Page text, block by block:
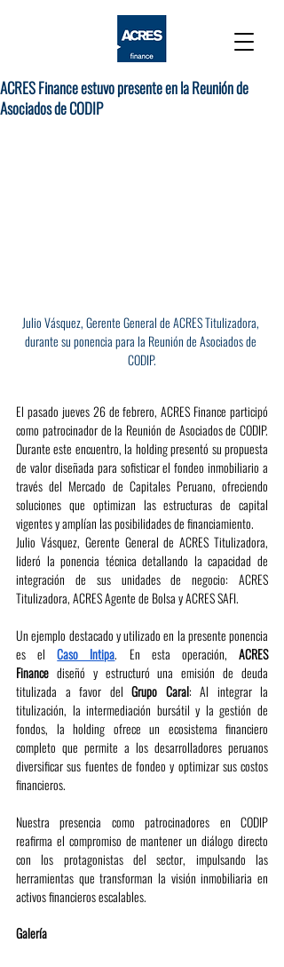
ACRES Finance estuvo presente en la Reunión de
Asociados de CODIP
Julio Vásquez, Gerente General de ACRES Titulizadora,
durante su ponencia para la Reunión de Asociados de
CODIP.
El pasado jueves 26 de febrero, ACRES Finance participó
como patrocinador de la Reunión de Asociados de CODIP.
Durante este encuentro, la holding presentó su propuesta
de valor diseñada para sofisticar el fondeo inmobiliario a
través del Mercado de Capitales Peruano, ofreciendo
soluciones que optimizan las estructuras de capital
vigentes y amplían las posibilidades de financiamiento.
Julio Vásquez, Gerente General de ACRES Titulizadora,
lideró la ponencia técnica detallando la capacidad de
integración de sus unidades de negocio: ACRES
Titulizadora, ACRES Agente de Bolsa y ACRES SAFI.
Un ejemplo destacado y utilizado en la presente ponencia
es el Caso Intipa. En esta operación, ACRES
Finance diseñó y estructuró una emisión de deuda
titulizada a favor del Grupo Caral: Al integrar la
titulización, la intermediación bursátil y la gestión de
fondos, la holding ofrece un ecosistema financiero
completo que permite a los desarrolladores peruanos
diversificar sus fuentes de fondeo y optimizar sus costos
financieros.
Nuestra presencia como patrocinadores en CODIP
reafirma el compromiso de mantener un diálogo directo
con los protagonistas del sector, impulsando las
herramientas que transforman la visión inmobiliaria en
activos financieros escalables.
Galería